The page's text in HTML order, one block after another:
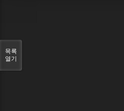
목록
열기